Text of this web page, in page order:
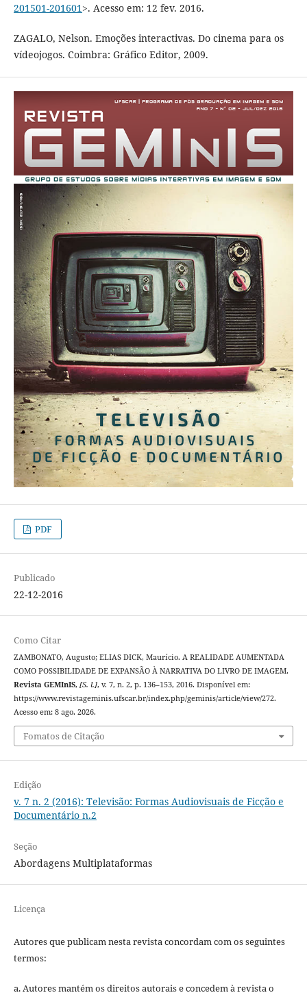
201501-201601>. Acesso em: 12 fev. 2016.
ZAGALO, Nelson. Emoções interactivas. Do cinema para os
vídeojogos. Coimbra: Gráfico Editor, 2009.
PDF
Publicado
22-12-2016
Como Citar
ZAMBONATO, Augusto; ELIAS DICK, Maurício. A REALIDADE AUMENTADA
COMO POSSIBILIDADE DE EXPANSÃO À NARRATIVA DO LIVRO DE IMAGEM.
Revista GEMInIS, [S. l.], v. 7, n. 2, p. 136–153, 2016. Disponível em:
https://www.revistageminis.ufscar.br/index.php/geminis/article/view/272.
Acesso em: 8 ago. 2026.
Fomatos de Citação
Edição
v. 7 n. 2 (2016): Televisão: Formas Audiovisuais de Ficção e
Documentário n.2
Seção
Abordagens Multiplataformas
Licença
Autores que publicam nesta revista concordam com os seguintes
termos:
a. Autores mantém os direitos autorais e concedem à revista o